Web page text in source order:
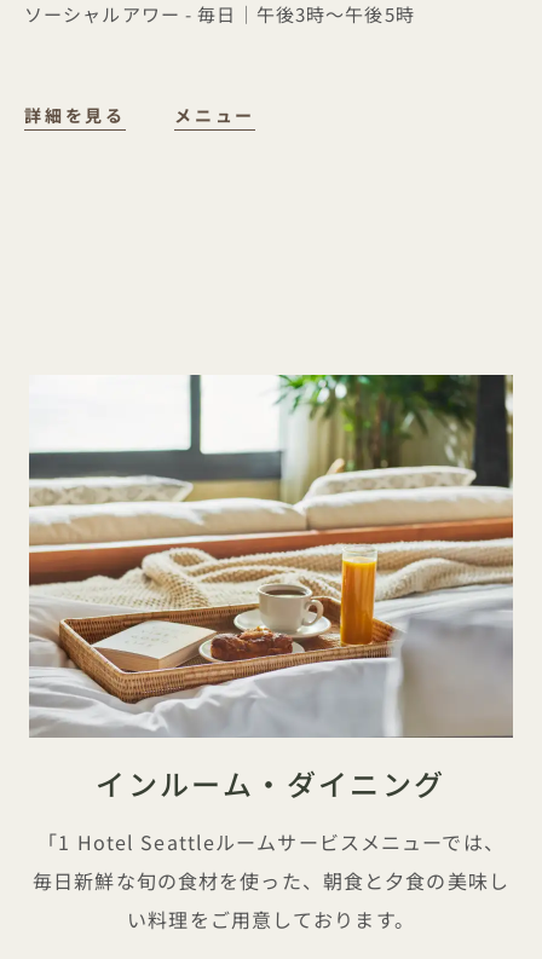
ソーシャルアワー - 毎日｜午後3時～午後5時
詳細を見る DRIFTメニュー
インルーム・ダイニング
「1 Hotel Seattleルームサービスメニューでは、
毎日新鮮な旬の食材を使った、朝食と夕食の美味し
い料理をご用意しております。